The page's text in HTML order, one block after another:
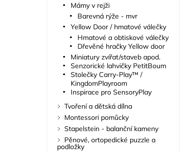
Mámy v rejži
Barevná rýže - mvr
Yellow Door / hmatové válečky
Hmatové a obtiskové válečky
Dřevěné hračky Yellow door
Miniatury zvířat/staveb apod.
Senzorické lahvičky PetitBoum
Stolečky Carry-Play™ /
KingdomPlayroom
Inspirace pro SensoryPlay
Tvoření a dětská dílna
Montessori pomůcky
Stapelstein - balanční kameny
Pěnové, ortopedické puzzle a
podložky